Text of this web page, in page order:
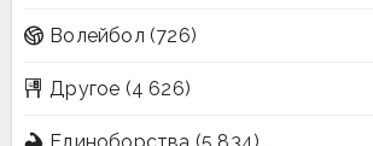
Волейбол (726)
Другое (4 626)